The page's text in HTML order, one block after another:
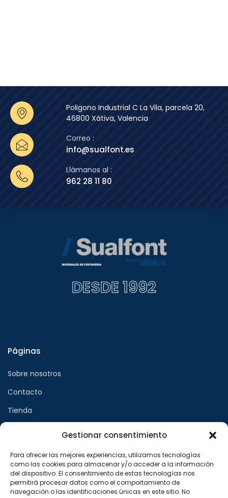
Gestionar consentimiento
Para ofrecer las mejores experiencias, utilizamos tecnologías
como las cookies para almacenar y/o acceder a la información
del dispositivo. El consentimiento de estas tecnologías nos
permitirá procesar datos como el comportamiento de
navegación o las identificaciones únicas en este sitio. No
Poligono Industrial C La Vila, parcela 20,
46800 Xàtiva, Valencia
Correo :
info@sualfont.es
Llámanos al :
962 28 11 80
DESDE 1992
Páginas
Sobre nosotros
Contacto
Tienda
Aviso legal
Política de privacidad